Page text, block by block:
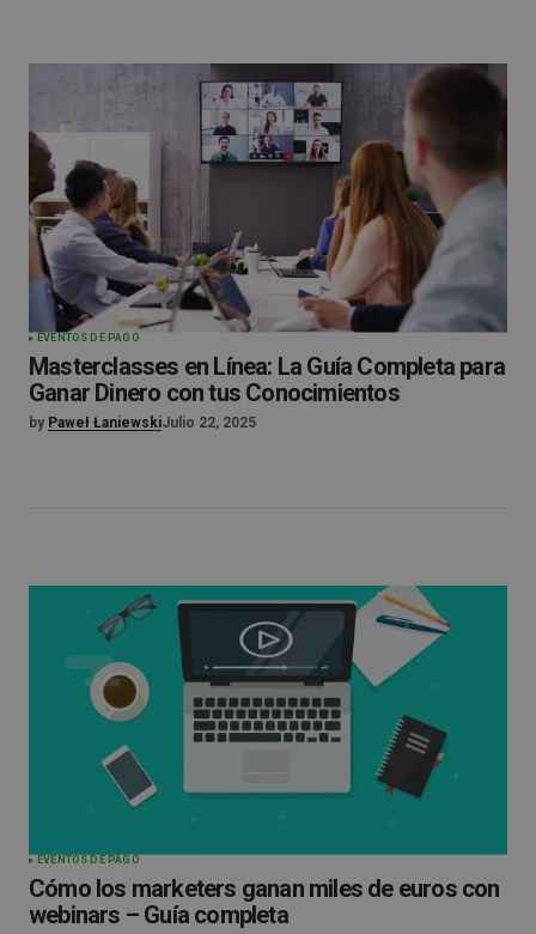
EVENTOS DE PAGO
Masterclasses en Línea: La Guía Completa para
Ganar Dinero con tus Conocimientos
by Paweł ŁaniewskiJulio 22, 2025
EVENTOS DE PAGO
Cómo los marketers ganan miles de euros con
webinars – Guía completa